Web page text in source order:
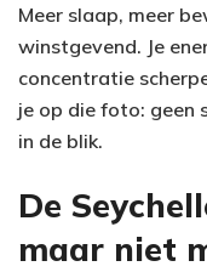
Meer slaap, meer
winstgevend. Je
concentratie
je op die foto: geen
in de blik.
De
maar niet